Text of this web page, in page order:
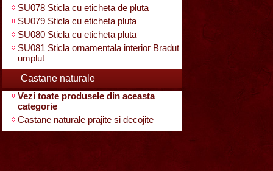
SU078 Sticla cu eticheta de pluta
SU079 Sticla cu eticheta pluta
SU080 Sticla cu eticheta pluta
SU081 Sticla ornamentala interior Bradut
umplut
Castane naturale
Vezi toate produsele din aceasta
categorie
Castane naturale prajite si decojite